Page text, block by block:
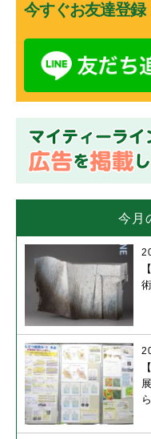
今すぐお友達登録
今月